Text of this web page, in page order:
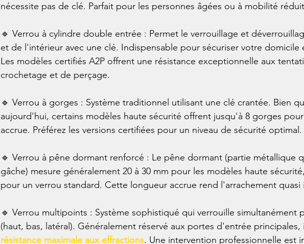
nécessite pas de clé. Parfait pour les personnes âgées ou à mobilité
🔹 Verrou à cylindre double entrée : Permet le verrouillage et
et de l'intérieur avec une clé. Indispensable pour sécuriser votre domicile
Les modèles certifiés A2P offrent une résistance exceptionnelle aux
crochetage et de perçage.
🔹 Verrou à gorges : Système traditionnel utilisant une clé crantée. Bien
aujourd'hui, certains modèles haute sécurité offrent jusqu'à 8 gorges
accrue. Préférez les versions certifiées pour un niveau de sécurité optimal.
🔹 Verrou à pêne dormant renforcé : Le pêne dormant (partie métallique
gâche) mesure généralement 20 à 30 mm pour les modèles haute
pour un verrou standard. Cette longueur accrue rend l'arrachement quasi
🔹 Verrou multipoints : Système sophistiqué qui verrouille simultanément
(haut, bas, latéral). Généralement réservé aux portes d'entrée principales,
résistance maximale aux effractions. Une intervention professionnelle est